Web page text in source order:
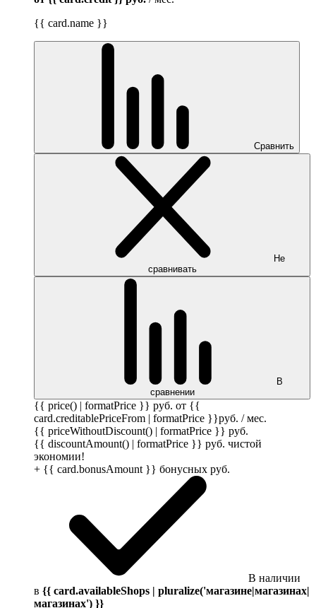
{{ card.name }}
Сравнить
Не
сравнивать
В
сравнении
{{ price() | formatPrice }} руб. от {{
card.creditablePriceFrom | formatPrice }}руб. / мес.
{{ priceWithoutDiscount() | formatPrice }} руб.
{{ discountAmount() | formatPrice }} руб. чистой
экономии!
+ {{ card.bonusAmount }} бонусных руб.
В наличии
в {{ card.availableShops | pluralize('магазине|магазинах|
магазинах') }}